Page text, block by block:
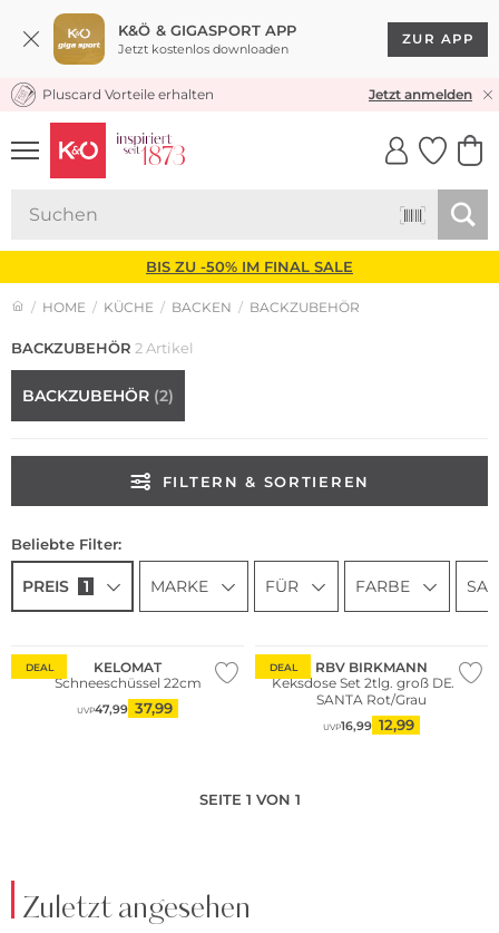
K&Ö & GIGASPORT APP
Jetzt kostenlos downloaden
ZUR APP
KOSTENLOSER VERSAND* & RÜCKVERSAND
Pluscard Vorteile erhalten Jetzt anmelden
UNSERE APP
CLICK &
BIS ZU -50% IM FINAL SALE
HOME KÜCHE BACKEN BACKZUBEHÖR
BACKZUBEHÖR 2 Artikel
BACKZUBEHÖR (2)
FILTERN & SORTIEREN
Beliebte Filter:
PREIS 1 MARKE FÜR FARBE
DEAL
KELOMAT
Schneeschüssel 22cm
UVP47,99 37,99
DEAL
RBV BIRKMANN
Keksdose Set 2tlg. groß DEAR
SANTA Rot/Grau
UVP16,99 12,99
SEITE 1 VON 1
Zuletzt angesehen